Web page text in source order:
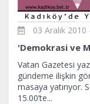
03 Aralık 2010
'Demokrasi ve
Vatan Gazetesi
gündeme ilişkin
masaya yatırıyor.
15.00’te...